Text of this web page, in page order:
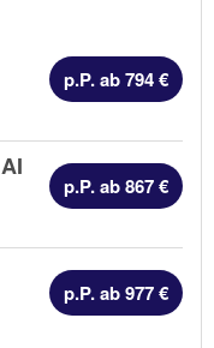
p.P. ab 794 €
AI
p.P. ab 867 €
p.P. ab 977 €